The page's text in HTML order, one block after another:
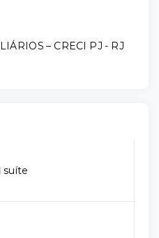
– CRECI PJ - RJ
suíte